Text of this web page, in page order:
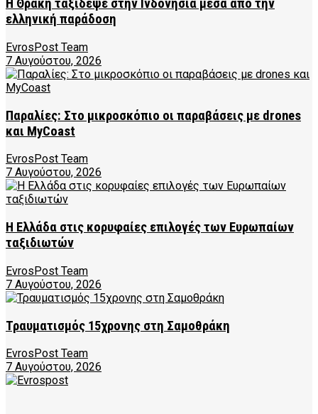
Η Θράκη ταξίδεψε στην Ινδονησία μέσα από την
ελληνική παράδοση
EvrosPost Team
7 Αυγούστου, 2026
Παραλίες: Στο μικροσκόπιο οι παραβάσεις με drones
και MyCoast
EvrosPost Team
7 Αυγούστου, 2026
Η Ελλάδα στις κορυφαίες επιλογές των Ευρωπαίων
ταξιδιωτών
EvrosPost Team
7 Αυγούστου, 2026
Τραυματισμός 15χρονης στη Σαμοθράκη
EvrosPost Team
7 Αυγούστου, 2026